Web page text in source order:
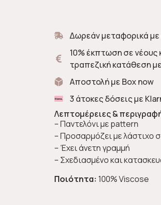
Δωρεάν μεταφορικά
10% έκπτωση σε
τραπεζική κατάθεση
Αποστολή με Box now
3 άτοκες δόσεις με
Λεπτομέρειες &
– Παντελόνι με pattern
– Προσαρμόζει με λάστιχο
– Έχει άνετη γραμμή
– Σχεδιασμένο και
Ποιότητα: 100% Viscose